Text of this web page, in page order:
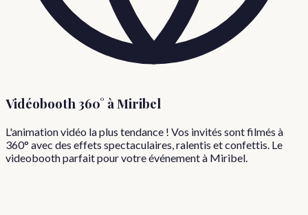
Vidéobooth 360° à Miribel
L'animation vidéo la plus tendance ! Vos invités sont filmés à
360° avec des effets spectaculaires, ralentis et confettis. Le
videobooth parfait pour votre événement à Miribel